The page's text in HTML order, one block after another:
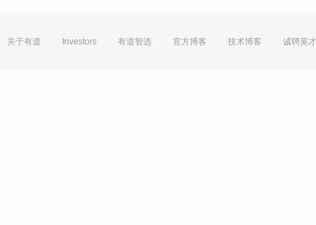
关于有道 Investors 有道智选 官方博客 技术博客 诚聘英才